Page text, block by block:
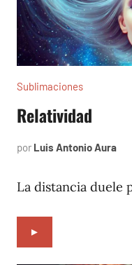
Sublimaciones
Relatividad
por Luis Antonio Aura
La distancia duele
►